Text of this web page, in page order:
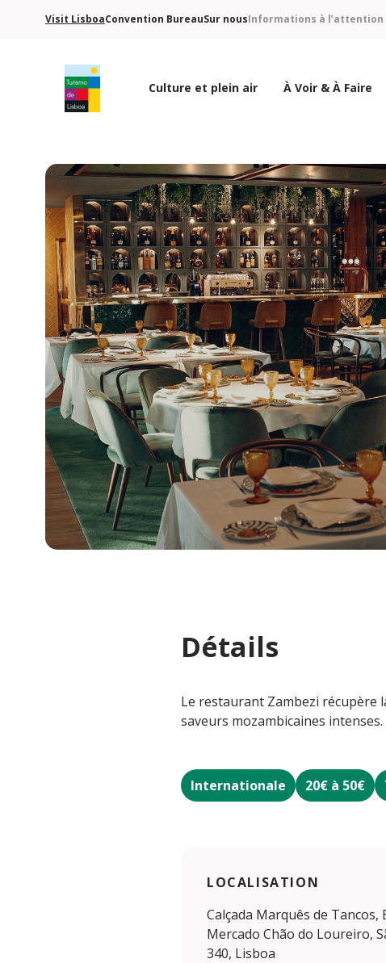
Visit LisboaConvention BureauSur nousInformations à l’attention
Culture et plein air À Voir & À Faire
Détails
Le restaurant Zambezi récupère
saveurs mozambicaines intenses.
Internationale 20€ à 50€
LOCALISATION
Calçada Marquês de Tancos,
Mercado Chão do Loureiro,
340, Lisboa